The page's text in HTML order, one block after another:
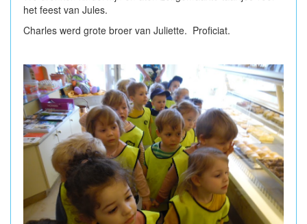
het feest van Jules.
Charles werd grote broer van Juliette. Proficiat.